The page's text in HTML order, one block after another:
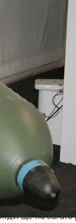
угоду
вражає
які
Сполучені
боєприпасів та
у них
лише проти
можливість
2,35%.
рівнем
броню, або
такі
ще на багато